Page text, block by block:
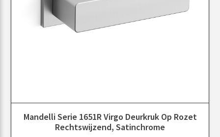
Mandelli Serie 1651R Virgo Deurkruk Op Rozet
Rechtswijzend, Satinchrome